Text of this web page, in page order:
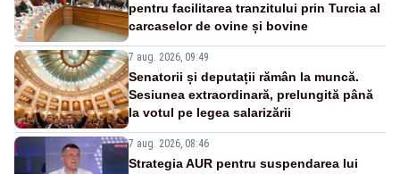
pentru facilitarea tranzitului prin Turcia al
carcaselor de ovine și bovine
7 aug. 2026, 09:49
Senatorii și deputații rămân la muncă.
Sesiunea extraordinară, prelungită până
la votul pe legea salarizării
7 aug. 2026, 08:46
Strategia AUR pentru suspendarea lui